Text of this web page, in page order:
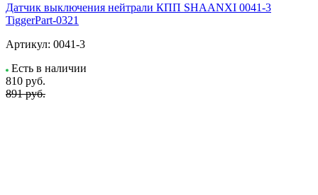
Датчик выключения нейтрали КПП SHAANXI 0041-3
TiggerPart-0321
Артикул: 0041-3
Есть в наличии
810 руб.
891 руб.